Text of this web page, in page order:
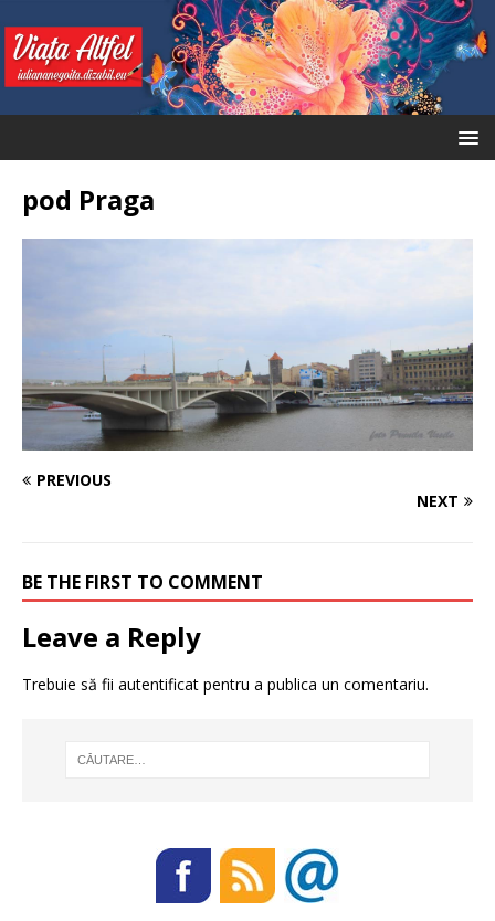
pod Praga
PREVIOUS
NEXT
BE THE FIRST TO COMMENT
Leave a Reply
Trebuie să fii autentificat pentru a publica un comentariu.